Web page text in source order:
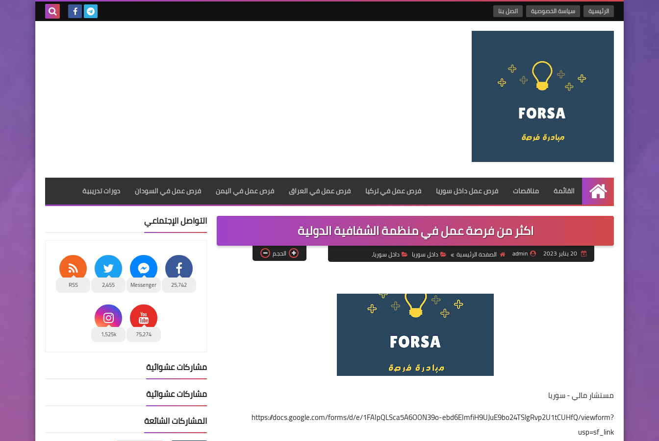
الرئيسية سياسة الخصوصية اتصل بنا
الرئيسية
القائمة مناقصات فرص عمل داخل سوريا فرص عمل في تركيا فرص عمل في العراق فرص عمل في اليمن فرص عمل في السودان دورات تدريبية
اكثر من فرصة عمل في منظمة الشفافية الدولية
20 يناير 2023 admin الصفحة الرئيسية داخل سوريا داخل سوريا، الحجم
مستشار مالي - سوريا
https://docs.google.com/forms/d/e/1FAIpQLSca5A6OON39o-ebd6EImfiH9UJuE9bo24TSlgRvp2U1tCUHfQ/viewform?
usp=sf_link
التواصل الإجتماعي
25,742
Messenger
2,455
RSS
75,274
1,525k
مشاركات عشوائية
مشاركات عشوائية
المشاركات الشائعة